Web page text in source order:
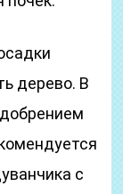
дерево. В
с